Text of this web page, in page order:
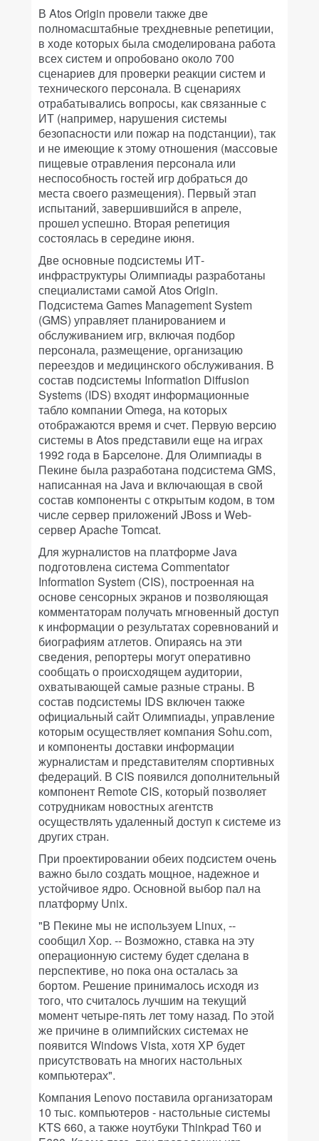
В Atos Origin провели также две
полномасштабные трехдневные репетиции,
в ходе которых была смоделирована работа
всех систем и опробовано около 700
сценариев для проверки реакции систем и
технического персонала. В сценариях
отрабатывались вопросы, как связанные с
ИТ (например, нарушения системы
безопасности или пожар на подстанции), так
и не имеющие к этому отношения (массовые
пищевые отравления персонала или
неспособность гостей игр добраться до
места своего размещения). Первый этап
испытаний, завершившийся в апреле,
прошел успешно. Вторая репетиция
состоялась в середине июня.
Две основные подсистемы ИТ-
инфраструктуры Олимпиады разработаны
специалистами самой Atos Origin.
Подсистема Games Management System
(GMS) управляет планированием и
обслуживанием игр, включая подбор
персонала, размещение, организацию
переездов и медицинского обслуживания. В
состав подсистемы Information Diffusion
Systems (IDS) входят информационные
табло компании Omega, на которых
отображаются время и счет. Первую версию
системы в Atos представили еще на играх
1992 года в Барселоне. Для Олимпиады в
Пекине была разработана подсистема GMS,
написанная на Java и включающая в свой
состав компоненты с открытым кодом, в том
числе сервер приложений JBoss и Web-
сервер Apache Tomcat.
Для журналистов на платформе Java
подготовлена система Commentator
Information System (CIS), построенная на
основе сенсорных экранов и позволяющая
комментаторам получать мгновенный доступ
к информации о результатах соревнований и
биографиям атлетов. Опираясь на эти
сведения, репортеры могут оперативно
сообщать о происходящем аудитории,
охватывающей самые разные страны. В
состав подсистемы IDS включен также
официальный сайт Олимпиады, управление
которым осуществляет компания Sohu.com,
и компоненты доставки информации
журналистам и представителям спортивных
федераций. В CIS появился дополнительный
компонент Remote CIS, который позволяет
сотрудникам новостных агентств
осуществлять удаленный доступ к системе из
других стран.
При проектировании обеих подсистем очень
важно было создать мощное, надежное и
устойчивое ядро. Основной выбор пал на
платформу Unix.
"В Пекине мы не используем Linux, --
сообщил Хор. -- Возможно, ставка на эту
операционную систему будет сделана в
перспективе, но пока она осталась за
бортом. Решение принималось исходя из
того, что считалось лучшим на текущий
момент четыре-пять лет тому назад. По этой
же причине в олимпийских системах не
появится Windows Vista, хотя XP будет
присутствовать на многих настольных
компьютерах".
Компания Lenovo поставила организаторам
10 тыс. компьютеров - настольные системы
KTS 660, а также ноутбуки Thinkpad T60 и